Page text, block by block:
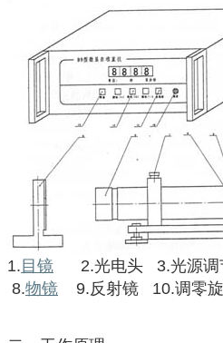
1. 目镜 2.光电头 3.光源调
8.物镜 9.反射镜 10.调零